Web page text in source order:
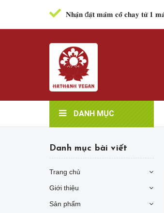
𝐍𝐡𝐚̣̂𝐧 đ𝐚̣̆𝐭 𝐦𝐚̂𝐦 𝐜𝐨̂̃ 𝐜𝐡𝐚𝐲 𝐭𝐮̛̀ 𝟏
DANH MỤC
Danh mục bài viết
Trang chủ
Giới thiệu
Sản phẩm